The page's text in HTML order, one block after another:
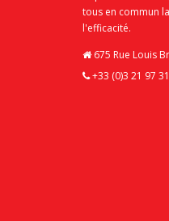
tous en commun
l'efficacité.
675 Rue Louis
+33 (0)3 21 97